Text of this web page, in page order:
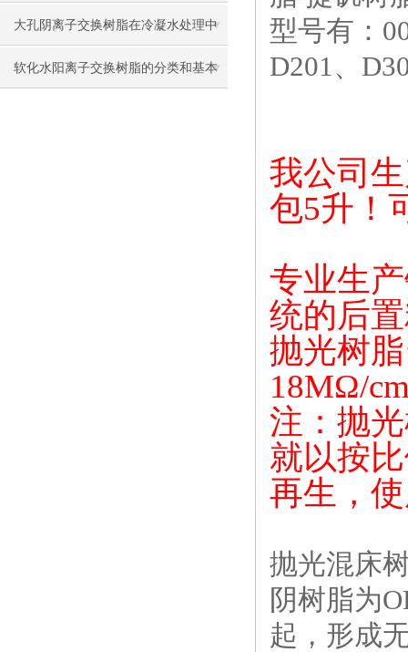
大孔阴离子交换树脂在冷凝水处理中
的主要特点
软化水阳离子交换树脂的分类和基本
型号有：
D201、
我公司
包5升
专业生
统的后
抛光树
18MΩ/
注：抛
就以按
再生，
抛光混床
阴树脂为
起，形成